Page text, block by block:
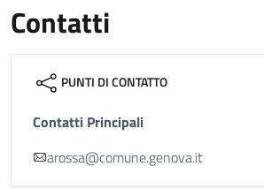
Contatti
PUNTI DI CONTATTO
Contatti Principali
arossa@comune.genova.it